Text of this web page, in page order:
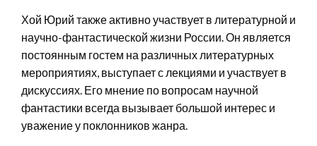
Хой Юрий также активно участвует в литературной и
научно-фантастической жизни России. Он является
постоянным гостем на различных литературных
мероприятиях, выступает с лекциями и участвует в
дискуссиях. Его мнение по вопросам научной
фантастики всегда вызывает большой интерес и
уважение у поклонников жанра.